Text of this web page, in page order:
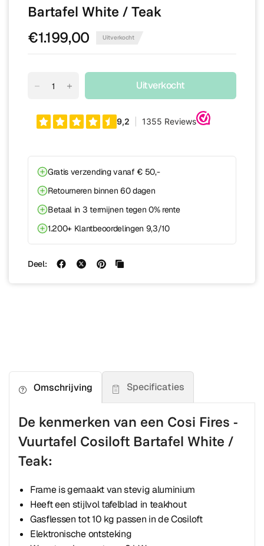
Bartafel White / Teak
€1.199,00 Uitverkocht
Uitverkocht
Gratis verzending vanaf € 50,-
Retourneren binnen 60 dagen
Betaal in 3 termijnen tegen 0% rente
1.200+ Klantbeoordelingen 9,3/10
Deel:
Omschrijving Specificaties
De kenmerken van een Cosi Fires -
Vuurtafel Cosiloft Bartafel White /
Teak:
Frame is gemaakt van stevig aluminium
Heeft een stijlvol tafelblad in teakhout
Gasflessen tot 10 kg passen in de Cosiloft
Elektronische ontsteking